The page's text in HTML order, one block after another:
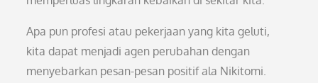
Apa pun profesi atau pekerjaan yang kita geluti,
kita dapat menjadi agen perubahan dengan
menyebarkan pesan-pesan positif ala Nikitomi.